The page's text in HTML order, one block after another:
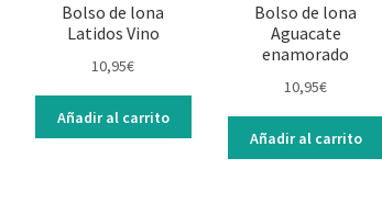
Bolso de lona
Latidos Vino
10,95€
Añadir al carrito
Bolso de lona
Aguacate
enamorado
10,95€
Añadir al carrito